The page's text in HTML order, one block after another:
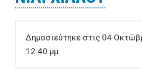
Δημοσιεύτηκε στις 04
12:40 μμ